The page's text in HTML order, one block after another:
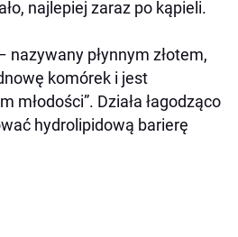
najlepiej zaraz po kąpieli.
nazywany płynnym złotem,
komórek i jest
młodości”. Działa łagodząco
hydrolipidową barierę